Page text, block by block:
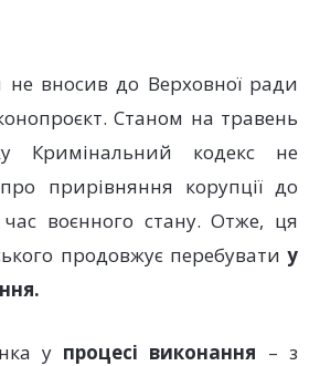
не вносив до Верховної ради
Станом на травень
Кримінальний кодекс не
прирівняння корупції до
воєнного стану. Отже, ця
продовжує перебувати у
у процесі виконання – з